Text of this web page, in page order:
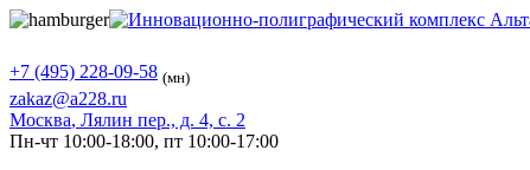
+7 (495) 228-09-58 (мн)
zakaz@a228.ru
Москва, Лялин пер., д. 4, с. 2
Пн-чт 10:00-18:00, пт 10:00-17:00